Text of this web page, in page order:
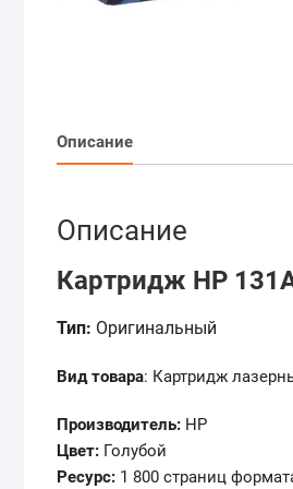
Описание
Описание
Картридж HP
Тип: Оригинальный
Вид товара: Картридж
Производитель: HP
Цвет: Голубой
Ресурс: 1 800 страниц